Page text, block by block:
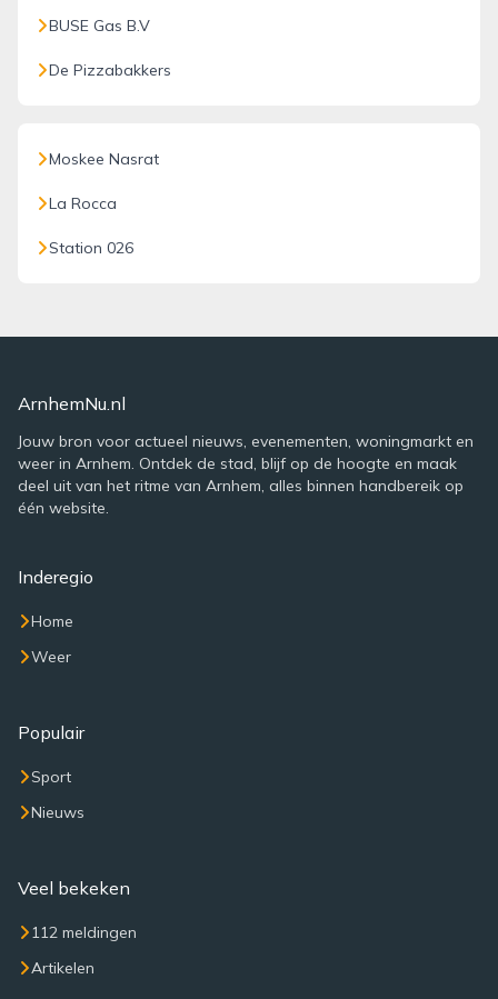
BUSE Gas B.V
De Pizzabakkers
Moskee Nasrat
La Rocca
Station 026
ArnhemNu.nl
Jouw bron voor actueel nieuws, evenementen, woningmarkt en
weer in Arnhem. Ontdek de stad, blijf op de hoogte en maak
deel uit van het ritme van Arnhem, alles binnen handbereik op
één website.
Inderegio
Home
Weer
Populair
Sport
Nieuws
Veel bekeken
112 meldingen
Artikelen